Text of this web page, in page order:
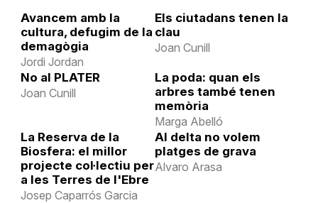
Avancem amb la
cultura, defugim de la
demagògia
Jordi Jordan
Els ciutadans tenen la
clau
Joan Cunill
No al PLATER
Joan Cunill
La poda: quan els
arbres també tenen
memòria
Marga Abelló
La Reserva de la
Biosfera: el millor
projecte col·lectiu per
a les Terres de l'Ebre
Josep Caparrós Garcia
Al delta no volem
platges de grava
Alvaro Arasa